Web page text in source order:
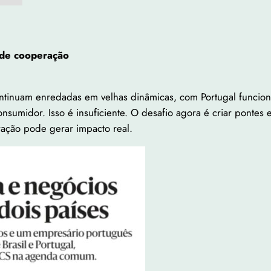
cooperação
enredadas em velhas dinâmicas, com Portugal
Isso é insuficiente. O desafio agora é criar pontes
pode gerar impacto real.